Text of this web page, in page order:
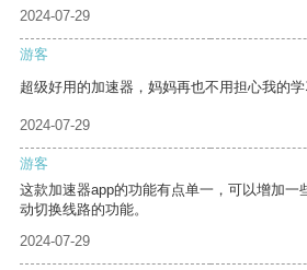
2024-07-29
游客
超级好用的加速器，妈妈再也不用担心我的学
2024-07-29
游客
这款加速器app的功能有点单一，可以增加一
动切换线路的功能。
2024-07-29